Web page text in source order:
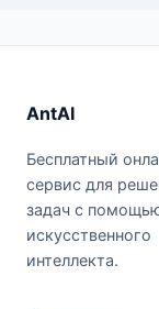
AntAI
Бесплатный
сервис для
задач с
искусственного
интеллекта.